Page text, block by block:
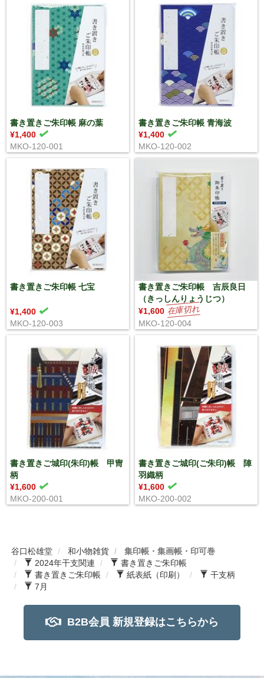
書き置きご朱印帳 麻の葉
¥1,400
MKO-120-001
書き置きご朱印帳 青海波
¥1,400
MKO-120-002
書き置きご朱印帳 七宝
¥1,400
MKO-120-003
書き置きご朱印帳 吉辰良日
（きっしんりょうじつ）
¥1,600
MKO-120-004
書き置きご城印(朱印)帳 甲冑
柄
¥1,600
MKO-200-001
書き置きご城印(ご朱印)帳 陣
羽織柄
¥1,600
MKO-200-002
谷口松雄堂 和小物雑貨
集印帳・集画帳・印可巻
2024年干支関連
書き置きご朱印帳
書き置きご朱印帳
紙表紙（印刷）
干支柄
7月
B2B会員 新規登録はこちらから